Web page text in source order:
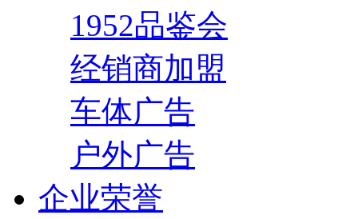
1952品鉴会
经销商加盟
车体广告
户外广告
企业荣誉